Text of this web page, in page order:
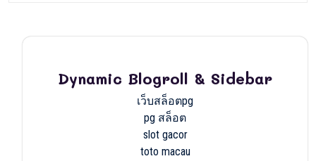
Dynamic Blogroll & Sidebar
เว็บสล็อตpg
pg สล็อต
slot gacor
toto macau